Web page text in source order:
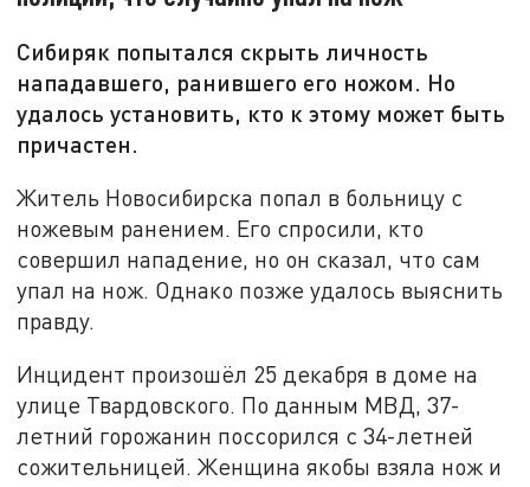
Сибиряк попытался скрыть личность
нападавшего, ранившего его ножом. Но
удалось установить, кто к этому может быть
причастен.
Житель Новосибирска попал в больницу с
ножевым ранением. Его спросили, кто
совершил нападение, но он сказал, что сам
упал на нож. Однако позже удалось выяснить
правду.
Инцидент произошёл 25 декабря в доме на
улице Твардовского. По данным МВД, 37-
летний горожанин поссорился с 34-летней
сожительницей. Женщина якобы взяла нож и